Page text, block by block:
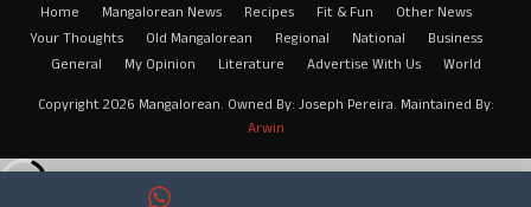
Home Mangalorean News Recipes Fit & Fun
Other News
Your Thoughts
Old Mangalorean Regional National
Business
General
My Opinion Literature Advertise With Us
World
Copyright 2026 Mangalorean. Owned By: Joseph Pereira. Maintained By:
Arwin